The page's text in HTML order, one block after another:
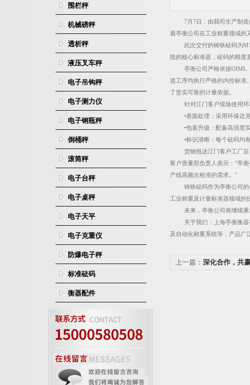
围栏秤
机械磅秤
透析秤
液压叉车秤
电子吊钩秤
电子测力仪
电子钢瓶秤
倒桶秤
滚筒秤
电子台秤
电子桌秤
电子天平
电子克重仪
防爆电子秤
标准砝码
衡器配件
7月 7 日，由我司生产制
着亭衡公司在工业称重领域的
此次交付的铸铁砝码为
统的核心标准器，砝码的精度
亭衡公司严格依据OIML
道工序均执行严格的内控标准
了坚实可靠的计量依据。
针对江门客户现场使用
•表面处理：采用环保达
•包装升级：配备高强度
•标识清晰：每个砝码均
货物抵达江门客户工厂
客户质量部负责人表示：“亭
产线高频次校准的需求。"
铸铁砝码作为亭衡公司
工业称重及计量标准器领域的
未来，亭衡公司将继续
关于我们：上海亭衡衡
及自动化称重系统等，产品广
上一篇： 深化合作，共